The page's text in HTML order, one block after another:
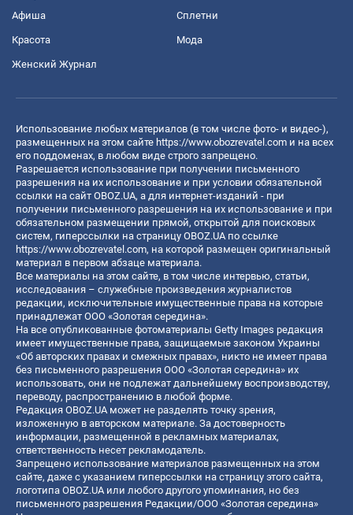
Афиша Сплетни
Красота Мода
Женский Журнал
Использование любых материалов (в том числе фото- и видео-),
размещенных на этом сайте https://www.obozrevatel.com и на всех
его поддоменах, в любом виде строго запрещено.
Разрешается использование при получении письменного
разрешения на их использование и при условии обязательной
ссылки на сайт OBOZ.UA, а для интернет-изданий - при
получении письменного разрешения на их использование и при
обязательном размещении прямой, открытой для поисковых
систем, гиперссылки на страницу OBOZ.UA по ссылке
https://www.obozrevatel.com, на которой размещен оригинальный
материал в первом абзаце материала.
Все материалы на этом сайте, в том числе интервью, статьи,
исследования – служебные произведения журналистов
редакции, исключительные имущественные права на которые
принадлежат ООО «Золотая середина».
На все опубликованные фотоматериалы Getty Images редакция
имеет имущественные права, защищаемые законом Украины
«Об авторских правах и смежных правах», никто не имеет права
без письменного разрешения ООО «Золотая середина» их
использовать, они не подлежат дальнейшему воспроизводству,
переводу, распространению в любой форме.
Редакция OBOZ.UA может не разделять точку зрения,
изложенную в авторском материале. За достоверность
информации, размещенной в рекламных материалах,
ответственность несет рекламодатель.
Запрещено использование материалов размещенных на этом
сайте, даже с указанием гиперссылки на страницу этого сайта,
логотипа OBOZ.UA или любого другого упоминания, но без
письменного разрешения Редакции/ООО «Золотая середина»